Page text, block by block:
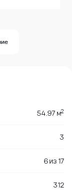
54.97 м2
3
6из17
312